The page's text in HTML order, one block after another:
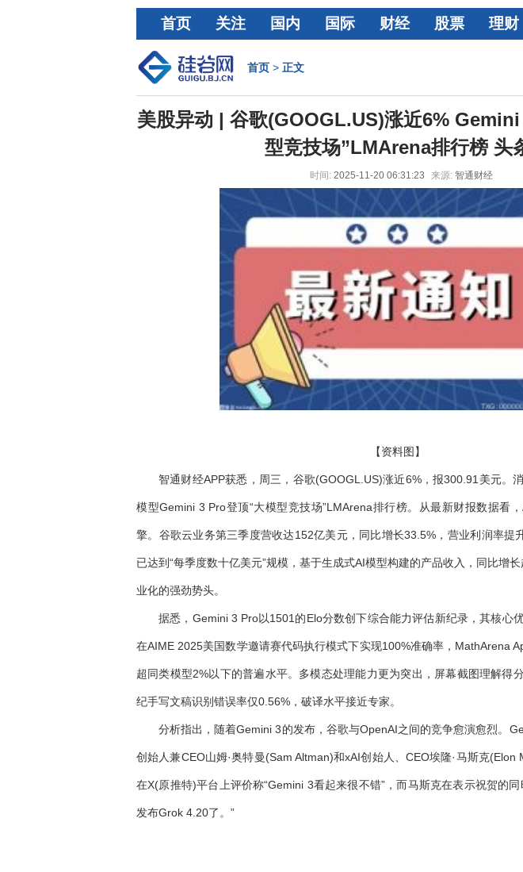
首页 关注 国内 国际 财经 股票 理财
经济
首页> 正文
美股异动 | 谷歌(GOOGL.US)涨近6%
型竞技场”LMArena排行榜 头
时间: 2025-11-20 06:31:23 来源: 智通财经
【资料图】
智通财经APP获悉，周三，谷歌(GOOGL.US)涨近6%，报300.91美元。
模型Gemini 3 Pro登顶“大模型竞技场”LMArena排行榜。从最新财报数据看
擎。谷歌云业务第三季度营收达152亿美元，同比增长33.5%，营业利润率提
已达到“每季度数十亿美元”规模，基于生成式AI模型构建的产品收入，同比增
业化的强劲势头。
据悉，Gemini 3 Pro以1501的Elo分数创下综合能力评估新纪录，其核心
在AIME 2025美国数学邀请赛代码执行模式下实现100%准确率，MathArena
超同类模型2%以下的普遍水平。多模态处理能力更为突出，屏幕截图理解得
纪手写文稿识别错误率仅0.56%，破译水平接近专家。
分析指出，随着Gemini 3的发布，谷歌与OpenAI之间的竞争愈演愈烈。
创始人兼CEO山姆·奥特曼(Sam Altman)和xAI创始人、CEO埃隆·马斯克(Elon
在X(原推特)平台上评价称“Gemini 3看起来很不错”，而马斯克在表示祝贺的
发布Grok 4.20了。”